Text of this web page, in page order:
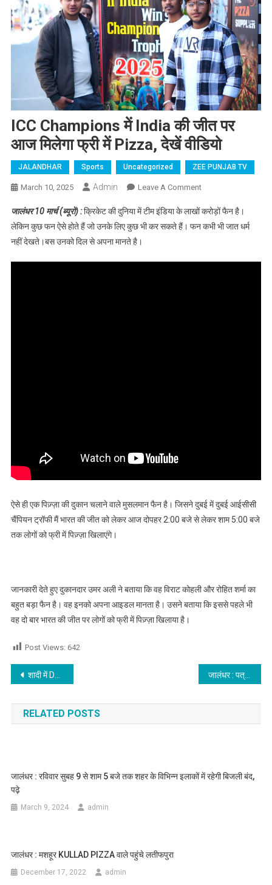
ICC Champions में India की जीत पर
आज मिलेगा फ्री में Pizza, देखें वीडियो
JALANDHAR Sports Uncategorized ZEE PUNJAB TV
March 10, 2025 Admin Leave A CommentOn ICC
India की जीत पर
आज मिलेगा फ्री में
जालंधर 10 मार्च (ब्यूरो) :क्रिकेट की दुनिया में टीम इंडिया के लाखों करोड़ों फैन है।
लेकिन कुछ फन ऐसे होते हैं जो उनके लिए कुछ भी कर सकते हैं। फन कभी भी जात धर्म
नहीं देखते।बस उनको दिल से अपना मानते है।
ऐसे ही एक पिज़्ज़ा की दुकान चलाने वाले मुसलमान फैन है। जिसने दुबई में दुबई आईसीसी
चैंपियन ट्रॉफी मैं भारत की जीत को लेकर आज दोपहर 2:00 बजे से लेकर शाम 5:00 बजे
तक लोगों को फ्री में पिज़्ज़ा खिलाएंगे।
जानकारी देते हुए दुकानदार उमर अली ने बताया कि वह विराट कोहली और रोहित शर्मा का
बहुत बड़ा फैन है। वह इनको अपना आइडल मानता है। उसने बताया कि इससे पहले भी
वह दो बार भारत की जीत पर लोगों को फ्री में पिज़्ज़ा खिलाया है।
Post Views: 642
Post navigation
शादी में DJ लगा गाने पर नहीं बल्कि इंडिया की जीत पर झूमे दूल्हा दुल्हन के रिश्तेदार, देखें वीडियो
RELATED POSTS
जालंधर : रविवार सुबह 9 से शाम 5 बजे तक शहर के विभिन्न इलाकों में रहेगी बिजली बंद,
पढ़े
March 9, 2024 admin
जालंधर : मशहूर KULLAD PIZZA वाले पहुंचे लतीफपुरा
December 17, 2022 admin